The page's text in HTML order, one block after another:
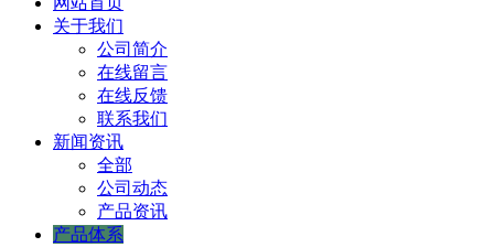
关于我们
公司简介
在线留言
在线反馈
联系我们
新闻资讯
全部
公司动态
产品资讯
产品体系